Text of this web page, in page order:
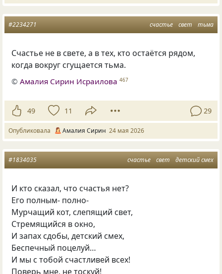
счастье свет тьма
#2234271
Счастье не в свете, а в тех, кто остаётся рядом,
когда вокруг сгущается тьма.
©Амалия Сирин Исраилова 467
49 11 29
Опубликовала Амалия Сирин 24 мая 2026
счастье свет детский смех
#1834035
И кто сказал, что счастья нет?
Его полным- полно-
Мурчащий кот, слепящий свет,
Стремящийся в окно,
И запах сдобы, детский смех,
Беспечный поцелуй…
И мы с тобой счастливей всех!
Поверь мне, не тоскуй!